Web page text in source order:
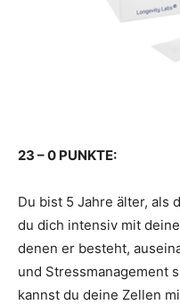
23 – 0 PUNKTE:
Du bist 5 Jahre älter, als
du dich intensiv mit
denen er besteht,
und Stressmanagement
kannst du deine Zellen